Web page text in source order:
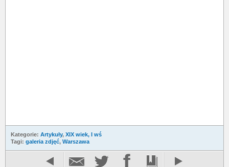
Kategorie: Artykuły, XIX wiek, I wś
Tagi: galeria zdjęć, Warszawa